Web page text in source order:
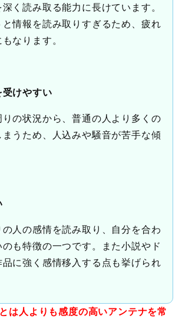
く読み取る能力に長けています。
と情報を読み取りすぎるため、疲れ
なります。
けやすい
の状況から、普通の人より多くの
うため、人込みや騒音が苦手な傾
人の感情を読み取り、自分を合わ
も特徴の一つです。また小説やド
に強く感情移入する点も挙げられ
は人よりも感度の高いアンテナを常